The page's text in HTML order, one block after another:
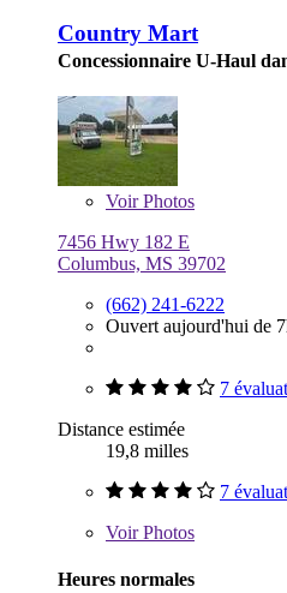
Country Mart
Concessionnaire U-Haul
VoirPhotos
7456 Hwy 182 E
Columbus, MS 39702
(662) 241-6222
Ouvert aujourd'hui de
7
Distance estimée
19,8 milles
7
VoirPhotos
Heures normales